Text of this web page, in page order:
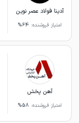
آدینا فولاد عصر نوین
امتیاز فروشنده:64%
آهن پخش
امتیاز فروشنده: 58%